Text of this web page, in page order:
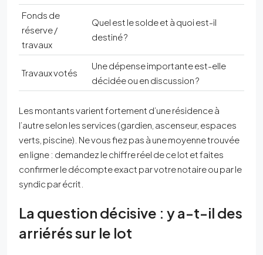
Fonds de
réserve /
travaux
Quel est le solde et à quoi est-il
destiné ?
Travaux votés
Une dépense importante est-elle
décidée ou en discussion ?
Les montants varient fortement d’une résidence à
l’autre selon les services (gardien, ascenseur, espaces
verts, piscine). Ne vous fiez pas à une moyenne trouvée
en ligne : demandez le chiffre réel de ce lot et faites
confirmer le décompte exact par votre notaire ou par le
syndic par écrit.
La question décisive : y a-t-il des
arriérés sur le lot